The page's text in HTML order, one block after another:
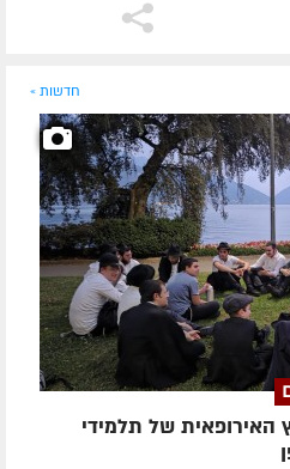
חדשות »
של תלמידי